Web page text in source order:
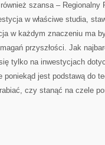
szansa – Regionalny
w właściwe studia,
w każdym znaczeniu ma
przyszłości. Jak
tylko na inwestycjach
poniekąd jest podstawą do
czy stanąć na czele